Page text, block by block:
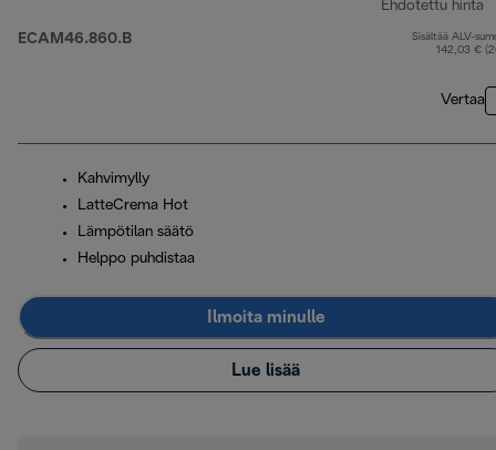
ECAM46.860.B
Ehdotettu hinta
Sisältää ALV-
142,03 €
Vertaa
Kahvimylly
LatteCrema Hot
Lämpötilan säätö
Helppo puhdistaa
Ilmoita minulle
Lue lisää